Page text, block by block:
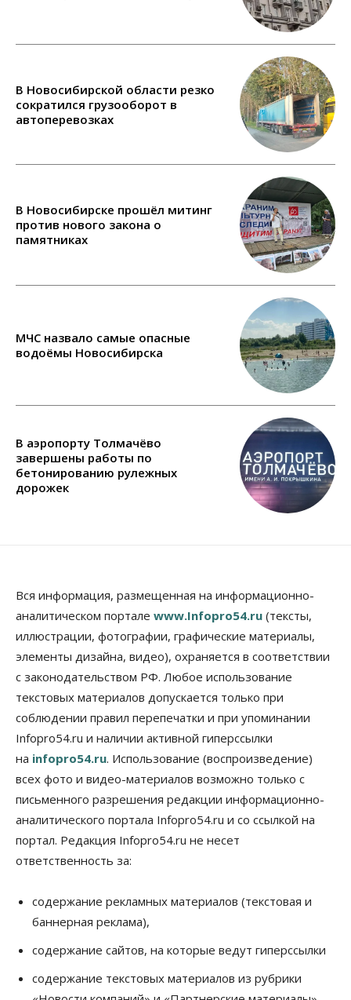
В Новосибирской области резко
сократился грузооборот в
автоперевозках
В Новосибирске прошёл митинг
против нового закона о
памятниках
МЧС назвало самые опасные
водоёмы Новосибирска
В аэропорту Толмачёво
завершены работы по
бетонированию рулежных
дорожек
Вся информация, размещенная на информационно-
аналитическом портале www.Infopro54.ru (тексты,
иллюстрации, фотографии, графические материалы,
элементы дизайна, видео), охраняется в соответствии
с законодательством РФ. Любое использование
текстовых материалов допускается только при
соблюдении правил перепечатки и при упоминании
Infopro54.ru и наличии активной гиперссылки
на infopro54.ru. Использование (воспроизведение)
всех фото и видео-материалов возможно только с
письменного разрешения редакции информационно-
аналитического портала Infopro54.ru и со ссылкой на
портал. Редакция Infopro54.ru не несет
ответственность за:
содержание рекламных материалов (текстовая и
баннерная реклама),
содержание сайтов, на которые ведут гиперссылки
содержание текстовых материалов из рубрики